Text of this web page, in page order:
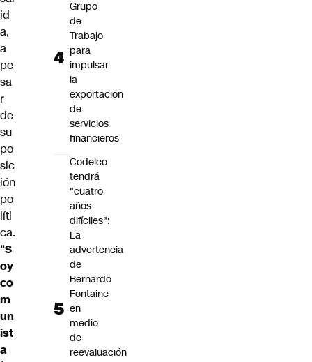
id
a,
a
pe
sa
r
de
su
po
sic
ión
po
líti
ca.
“S
oy
co
m
un
ist
a
Grupo
de
Trabajo
para
impulsar
la
exportación
de
servicios
financieros
Codelco
tendrá
"cuatro
años
difíciles":
La
advertencia
de
Bernardo
Fontaine
en
medio
de
reevaluación